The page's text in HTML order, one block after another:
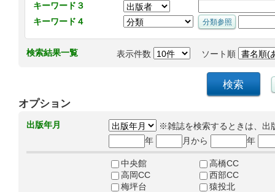
キーワード３
キーワード４
検索結果一覧 表示件数 ソート順
オプション
出版年月
※雑誌を検索するときは、出
年
月から 年
中央館
高橋CC
高岡CC
西部CC
梅坪台
猿投北